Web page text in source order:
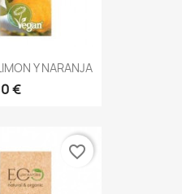
Y NARANJA
€
favorite_border